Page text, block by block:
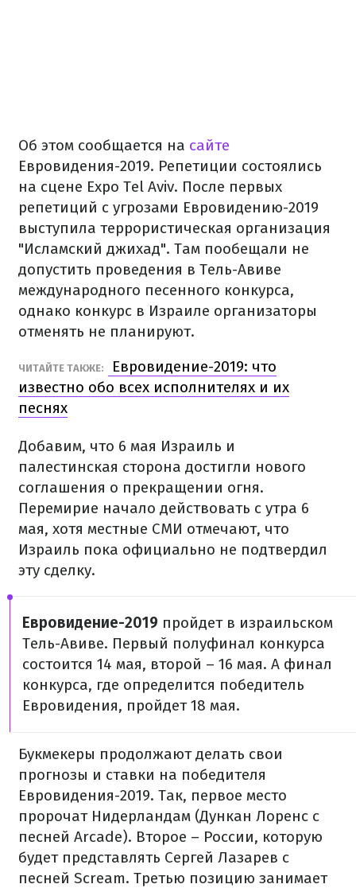
Об этом сообщается на сайте
Евровидения-2019. Репетиции состоялись
на сцене Expo Tel Aviv. После первых
репетиций с угрозами Евровидению-2019
выступила террористическая организация
"Исламский джихад". Там пообещали не
допустить проведения в Тель-Авиве
международного песенного конкурса,
однако конкурс в Израиле организаторы
отменять не планируют.
ЧИТАЙТЕ ТАКЖЕ:
Евровидение-2019: что
известно обо всех исполнителях и их
песнях
Добавим, что 6 мая Израиль и
палестинская сторона достигли нового
соглашения о прекращении огня.
Перемирие начало действовать с утра 6
мая, хотя местные СМИ отмечают, что
Израиль пока официально не подтвердил
эту сделку.
Евровидение-2019 пройдет в израильском
Тель-Авиве. Первый полуфинал конкурса
состоится 14 мая, второй – 16 мая. А финал
конкурса, где определится победитель
Евровидения, пройдет 18 мая.
Букмекеры продолжают делать свои
прогнозы и ставки на победителя
Евровидения-2019. Так, первое место
пророчат Нидерландам (Дункан Лоренс с
песней Arcade). Второе – России, которую
будет представлять Сергей Лазарев с
песней Scream. Третью позицию занимает